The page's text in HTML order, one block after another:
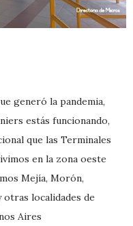
generó la pandemia,
estás funcionando,
que las Terminales
en la zona oeste
Mejía, Morón,
otras localidades de
Aires